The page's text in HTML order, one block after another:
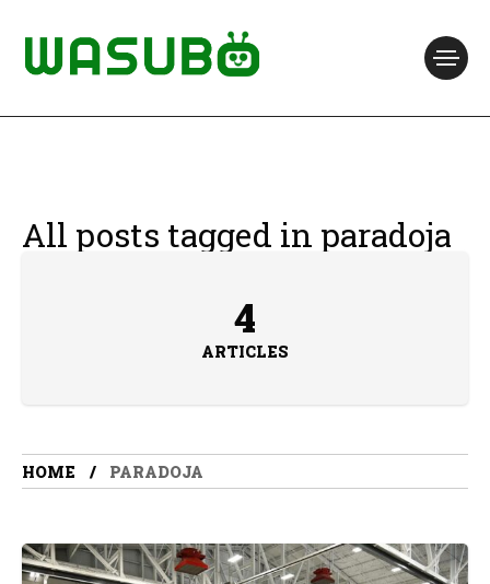
All posts tagged in paradoja
4
ARTICLES
HOME PARADOJA